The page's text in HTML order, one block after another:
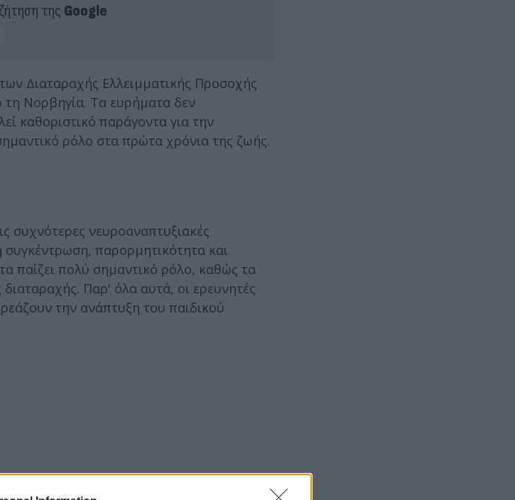
της Google
Διαταραχής Ελλειμματικής Προσοχής
τη Νορβηγία. Τα ευρήματα δεν
καθοριστικό παράγοντα για την
ρόλο στα πρώτα χρόνια της ζωής.
συχνότερες νευροαναπτυξιακές
συγκέντρωση, παρορμητικότητα και
παίζει πολύ σημαντικό ρόλο, καθώς τα
Παρ' όλα αυτά, οι ερευνητές
την ανάπτυξη του παιδικού